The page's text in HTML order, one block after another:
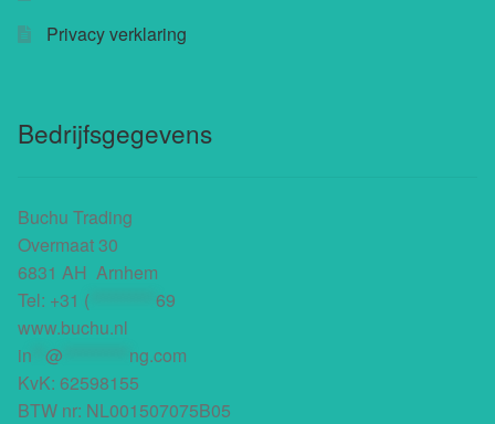
Privacy verklaring
Bedrijfsgegevens
Buchu Trading
Overmaat 30
6831 AH Arnhem
Tel: +31 (
69
www.buchu.nl
in @
ng.com
KvK: 62598155
BTW nr: NL001507075B05